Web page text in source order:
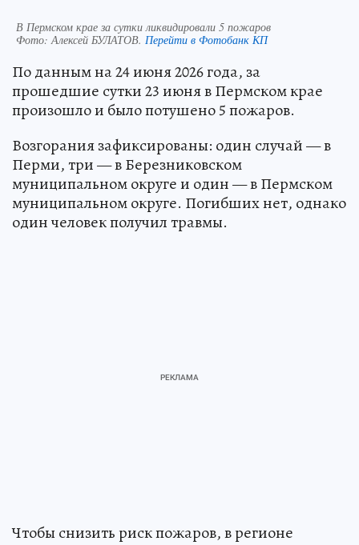
В Пермском крае за сутки ликвидировали 5 пожаров
Фото:Алексей БУЛАТОВ. Перейти в Фотобанк КП
По данным на 24 июня 2026 года, за
прошедшие сутки 23 июня в Пермском крае
произошло и было потушено 5 пожаров.
Возгорания зафиксированы: один случай — в
Перми, три — в Березниковском
муниципальном округе и один — в Пермском
муниципальном округе. Погибших нет, однако
один человек получил травмы.
Чтобы снизить риск пожаров, в регионе